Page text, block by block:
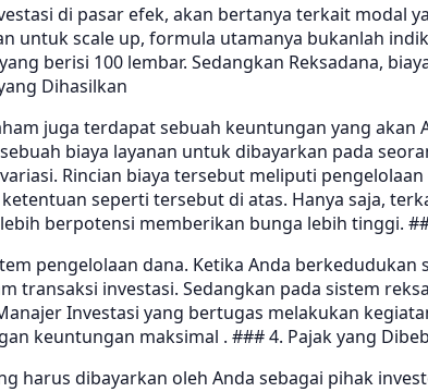
di pasar efek, akan bertanya terkait modal
untuk scale up, formula utamanya bukanlah
berisi 100 lembar. Sedangkan Reksadana,
Dihasilkan
juga terdapat sebuah keuntungan yang
biaya layanan untuk dibayarkan pada
Rincian biaya tersebut meliputi
seperti tersebut di atas. Hanya saja,
berpotensi memberikan bunga lebih tinggi.
pengelolaan dana. Ketika Anda
investasi. Sedangkan pada sistem
Investasi yang bertugas melakukan
keuntungan maksimal . ### 4. Pajak yang
harus dibayarkan oleh Anda sebagai pihak